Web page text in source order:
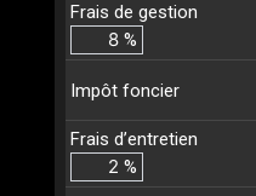
Frais de gestion
%
Impôt foncier
Frais d’entretien
%